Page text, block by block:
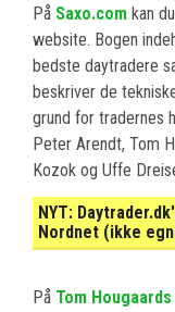
På Saxo.com kan
website. Bogen
bedste daytradere
beskriver de
grund for tradernes
Peter Arendt, Tom
Kozok og Uffe
NYT:
Nordnet (ikke
På Tom